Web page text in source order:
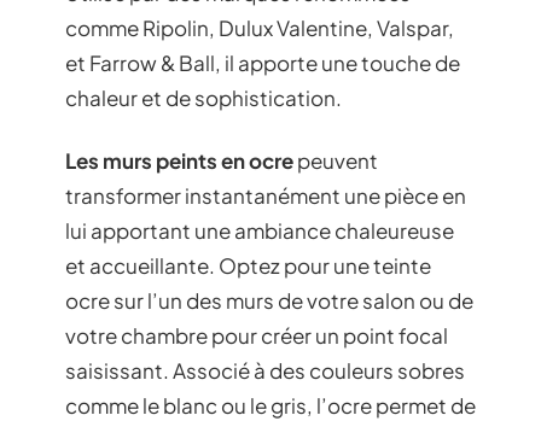
comme Ripolin, Dulux Valentine, Valspar,
et Farrow & Ball, il apporte une touche de
chaleur et de sophistication.
Les murs peints en ocrepeuvent
transformer instantanément une pièce en
lui apportant une ambiance chaleureuse
et accueillante. Optez pour une teinte
ocre sur l’un des murs de votre salon ou de
votre chambre pour créer un point focal
saisissant. Associé à des couleurs sobres
comme le blanc ou le gris, l’ocre permet de